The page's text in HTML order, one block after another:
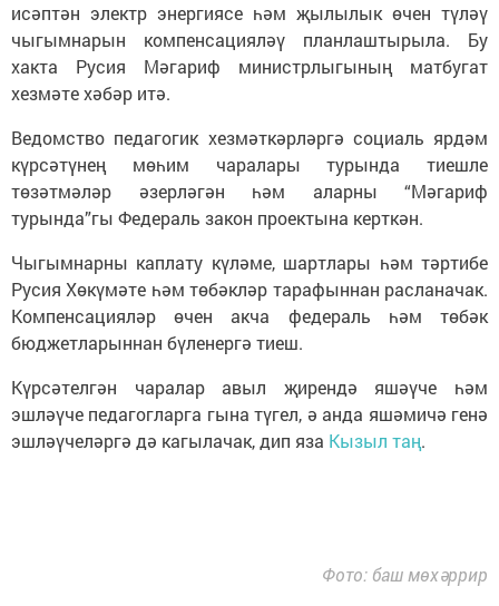
исәптән электр энергиясе һәм җылылык өчен түләү
чыгымнарын компенсацияләү планлаштырыла. Бу
хакта Русия Мәгариф министрлыгының матбугат
хезмәте хәбәр итә.
Ведомство педагогик хезмәткәрләргә социаль ярдәм
күрсәтүнең мөһим чаралары турында тиешле
төзәтмәләр әзерләгән һәм аларны “Мәгариф
турында”гы Федераль закон проектына керткән.
Чыгымнарны каплату күләме, шартлары һәм тәртибе
Русия Хөкүмәте һәм төбәкләр тарафыннан расланачак.
Компенсацияләр өчен акча федераль һәм төбәк
бюджетларыннан бүленергә тиеш.
Күрсәтелгән чаралар авыл җирендә яшәүче һәм
эшләүче педагогларга гына түгел, ә анда яшәмичә генә
эшләүчеләргә дә кагылачак, дип яза Кызыл таң.
Фото: баш мөхәррир